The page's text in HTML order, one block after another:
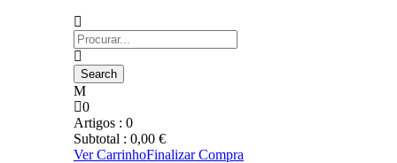
0
Artigos : 0
Subtotal : 0,00 €
Ver CarrinhoFinalizar Compra